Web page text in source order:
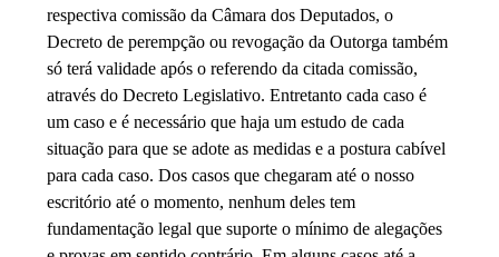
respectiva comissão da Câmara dos Deputados, o
Decreto de perempção ou revogação da Outorga também
só terá validade após o referendo da citada comissão,
através do Decreto Legislativo. Entretanto cada caso é
um caso e é necessário que haja um estudo de cada
situação para que se adote as medidas e a postura cabível
para cada caso. Dos casos que chegaram até o nosso
escritório até o momento, nenhum deles tem
fundamentação legal que suporte o mínimo de alegações